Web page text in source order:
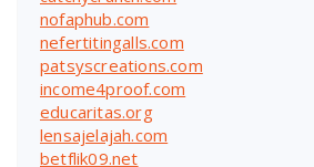
nofaphub.com
nefertitingalls.com
patsyscreations.com
income4proof.com
educaritas.org
lensajelajah.com
betflik09.net